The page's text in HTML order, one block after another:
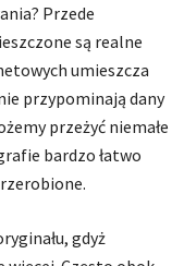
Przede
są realne
umieszcza
przypominają dany
przeżyć niemałe
bardzo łatwo
gdyż